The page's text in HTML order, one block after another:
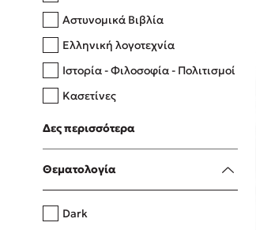
Δανάη Δεληγεώργη
Πάνω, κάτω, μπροστά, πίσω
Η μέθοδος Αφήστε τους
Αστυνομικά Βιβλία
Ελληνική λογοτεχνία
Ιστορία - Φιλοσοφία - Πολιτισμοί
Κασετίνες
Λευκώματα - Έγχρωμοι οδηγοί
Μαγειρική
Δες περισσότερα
Θεματολογία
Dark